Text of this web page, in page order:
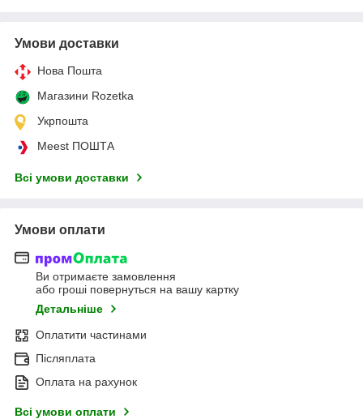
Умови доставки
Нова Пошта
Магазини Rozetka
Укрпошта
Meest ПОШТА
Всі умови доставки
Умови оплати
Ви отримаєте замовлення
або гроші повернуться на вашу картку
Детальніше
Оплатити частинами
Післяплата
Оплата на рахунок
Всі умови оплати